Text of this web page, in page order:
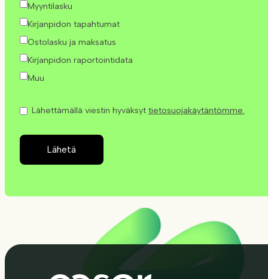
Myyntilasku
Kirjanpidon tapahtumat
Ostolasku ja maksatus
Kirjanpidon raportointidata
Muu
Lähettämällä viestin hyväksyt tietosuojakäytäntömme.
Lähetä